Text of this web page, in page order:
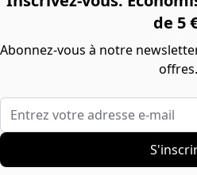
de 5
Abonnez-vous à notre
offres.
Entrez votre adresse e-mail